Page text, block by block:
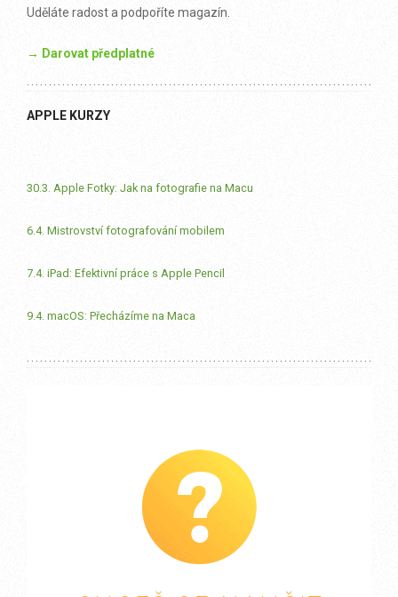
Uděláte radost a podpoříte magazín.
→ Darovat předplatné
APPLE KURZY
30.3. Apple Fotky: Jak na fotografie na Macu
6.4. Mistrovství fotografování mobilem
7.4. iPad: Efektivní práce s Apple Pencil
9.4. macOS: Přecházíme na Maca